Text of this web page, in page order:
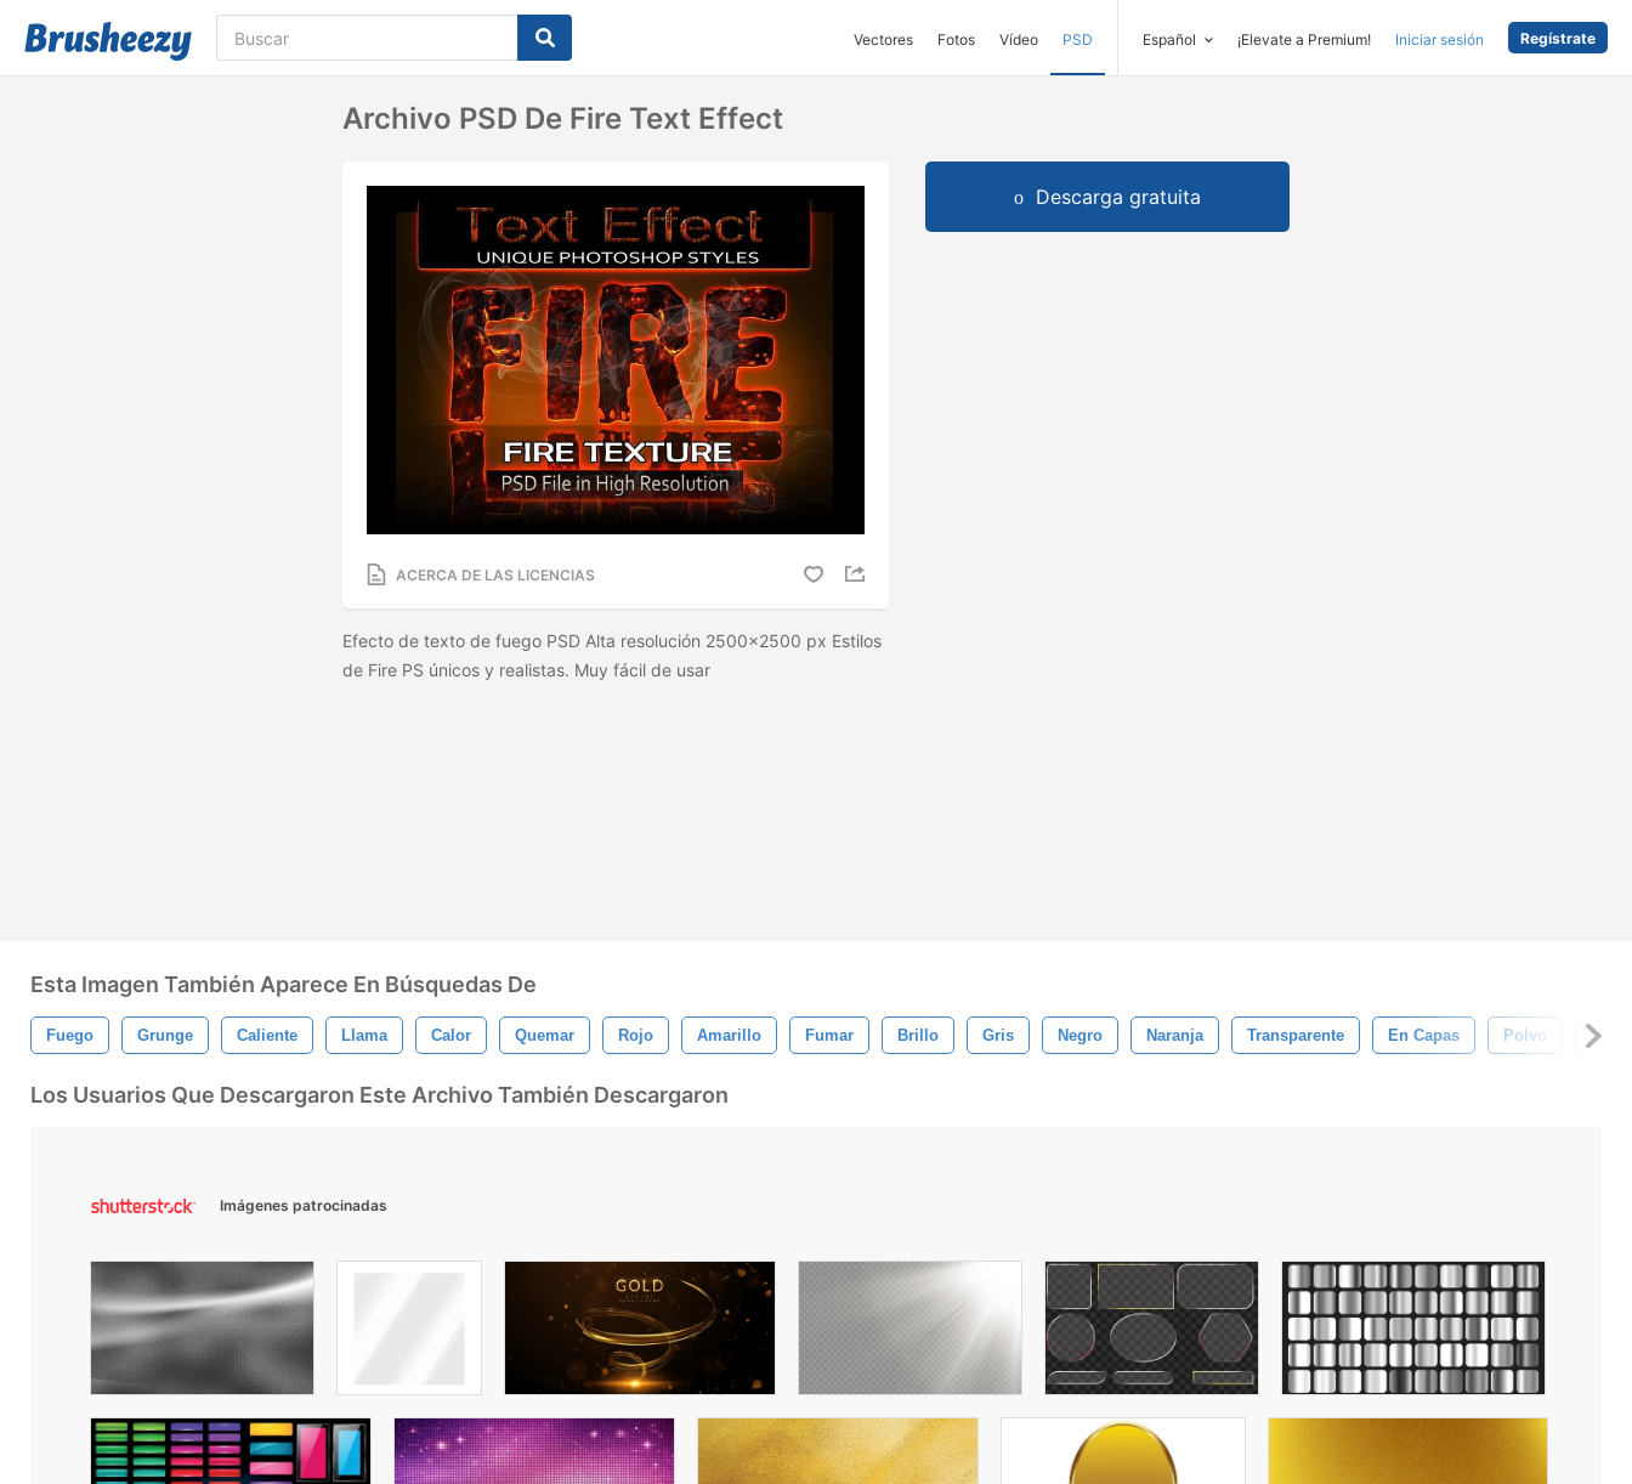
Vectores Fotos Vídeo PSD Español ¡Elevate a Premium! Iniciar sesión Regístrate
Archivo PSD De Fire Text Effect
ACERCA DE LAS LICENCIAS
Efecto de texto de fuego PSD Alta resolución 2500x2500 px Estilos
de Fire PS únicos y realistas. Muy fácil de usar
Descarga gratuita
Esta Imagen También Aparece En Búsquedas De
Fuego Grunge Caliente Llama Calor Quemar Rojo Amarillo Fumar Brillo Gris Negro Naranja Transparente En Capas Polvo
Los Usuarios Que Descargaron Este Archivo También Descargaron
Imágenes patrocinadas